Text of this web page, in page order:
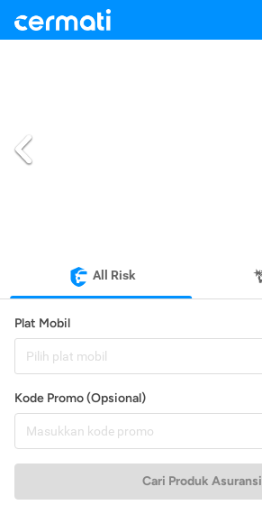
All Risk
Plat Mobil
Pilih plat mobil
Kode Promo (Opsional)
Cari Produk Asuransi